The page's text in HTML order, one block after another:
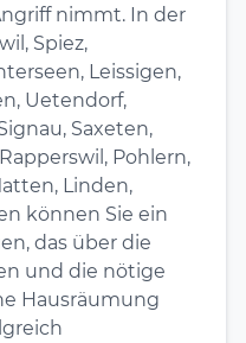
nimmt. In der
Spiez,
Leissigen,
Uetendorf,
Saxeten,
Pohlern,
Linden,
können Sie ein
das über die
und die nötige
Hausräumung